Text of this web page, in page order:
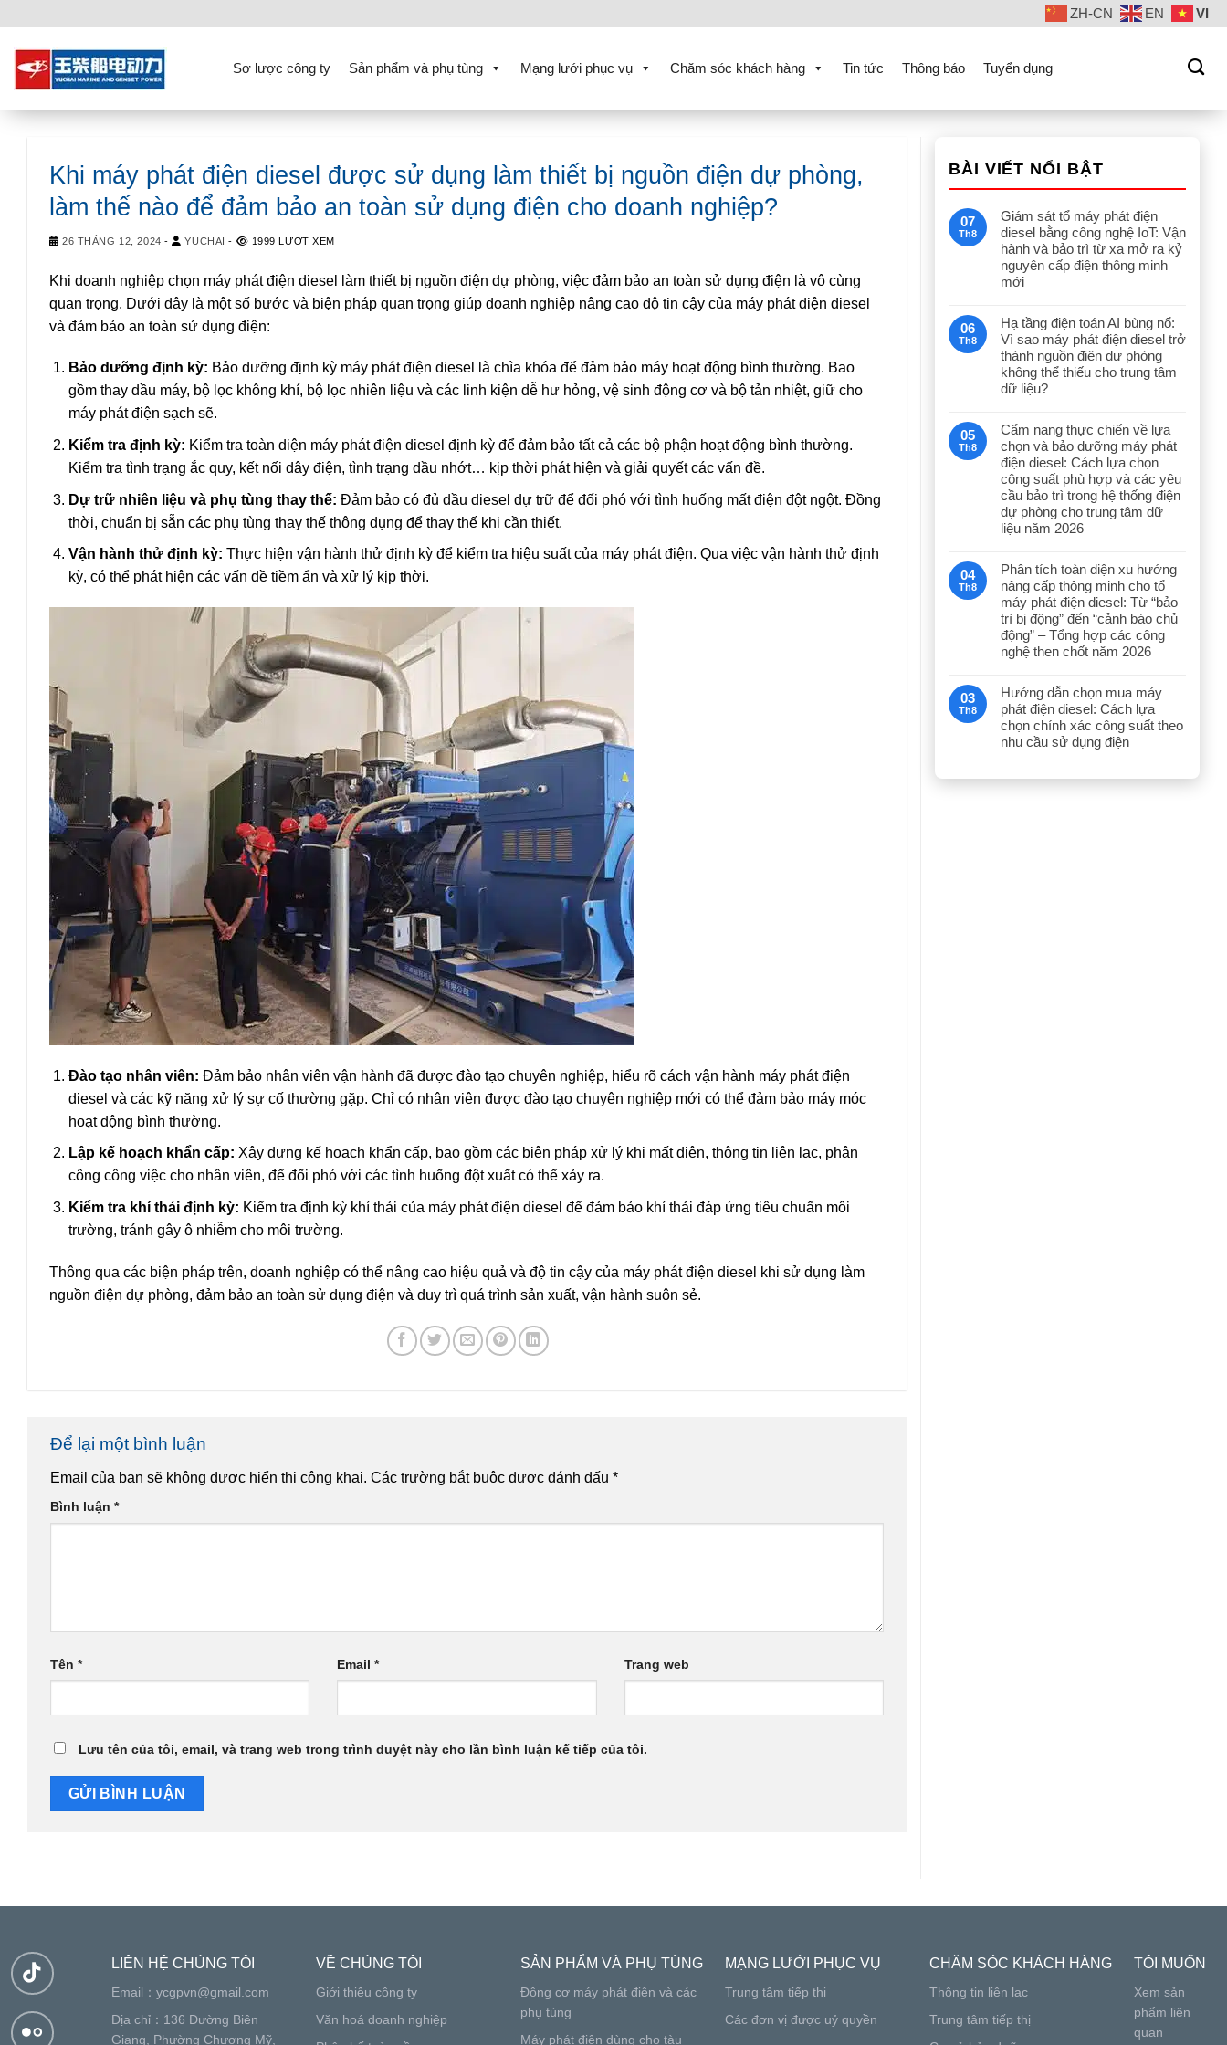
content
ZH-CN EN VI
Sơ lược công ty Sản phẩm và phụ tùng Mạng lưới phục vụ Chăm sóc khách hàng Tin tức Thông báo Tuyển dụng
Khi máy phát điện diesel được sử dụng làm thiết bị nguồn điện dự phòng,
làm thế nào để đảm bảo an toàn sử dụng điện cho doanh nghiệp?
26 THÁNG 12, 2024 - YUCHAI - 1999 LƯỢT XEM
Khi doanh nghiệp chọn máy phát điện diesel làm thiết bị nguồn điện dự phòng, việc đảm bảo an toàn sử dụng điện là vô cùng
quan trọng. Dưới đây là một số bước và biện pháp quan trọng giúp doanh nghiệp nâng cao độ tin cậy của máy phát điện diesel
và đảm bảo an toàn sử dụng điện:
Bảo dưỡng định kỳ: Bảo dưỡng định kỳ máy phát điện diesel là chìa khóa để đảm bảo máy hoạt động bình thường. Bao
gồm thay dầu máy, bộ lọc không khí, bộ lọc nhiên liệu và các linh kiện dễ hư hỏng, vệ sinh động cơ và bộ tản nhiệt, giữ cho
máy phát điện sạch sẽ.
Kiểm tra định kỳ: Kiểm tra toàn diện máy phát điện diesel định kỳ để đảm bảo tất cả các bộ phận hoạt động bình thường.
Kiểm tra tình trạng ắc quy, kết nối dây điện, tình trạng dầu nhớt… kịp thời phát hiện và giải quyết các vấn đề.
Dự trữ nhiên liệu và phụ tùng thay thế: Đảm bảo có đủ dầu diesel dự trữ để đối phó với tình huống mất điện đột ngột. Đồng
thời, chuẩn bị sẵn các phụ tùng thay thế thông dụng để thay thế khi cần thiết.
Vận hành thử định kỳ: Thực hiện vận hành thử định kỳ để kiểm tra hiệu suất của máy phát điện. Qua việc vận hành thử định
kỳ, có thể phát hiện các vấn đề tiềm ẩn và xử lý kịp thời.
Đào tạo nhân viên: Đảm bảo nhân viên vận hành đã được đào tạo chuyên nghiệp, hiểu rõ cách vận hành máy phát điện
diesel và các kỹ năng xử lý sự cố thường gặp. Chỉ có nhân viên được đào tạo chuyên nghiệp mới có thể đảm bảo máy móc
hoạt động bình thường.
Lập kế hoạch khẩn cấp: Xây dựng kế hoạch khẩn cấp, bao gồm các biện pháp xử lý khi mất điện, thông tin liên lạc, phân
công công việc cho nhân viên, để đối phó với các tình huống đột xuất có thể xảy ra.
Kiểm tra khí thải định kỳ: Kiểm tra định kỳ khí thải của máy phát điện diesel để đảm bảo khí thải đáp ứng tiêu chuẩn môi
trường, tránh gây ô nhiễm cho môi trường.
Thông qua các biện pháp trên, doanh nghiệp có thể nâng cao hiệu quả và độ tin cậy của máy phát điện diesel khi sử dụng làm
nguồn điện dự phòng, đảm bảo an toàn sử dụng điện và duy trì quá trình sản xuất, vận hành suôn sẻ.
Để lại một bình luận
Email của bạn sẽ không được hiển thị công khai. Các trường bắt buộc được đánh dấu *
Bình luận *
Tên * Email* Trang web
Lưu tên của tôi, email, và trang web trong trình duyệt này cho lần bình luận kế tiếp của tôi.
BÀI VIẾT NỔI BẬT
07
Th8
Giám sát tổ máy phát điện
diesel bằng công nghệ IoT: Vận
hành và bảo trì từ xa mở ra kỷ
nguyên cấp điện thông minh
mới
06
Th8
Hạ tầng điện toán AI bùng nổ:
Vì sao máy phát điện diesel trở
thành nguồn điện dự phòng
không thể thiếu cho trung tâm
dữ liệu?
05
Th8
Cẩm nang thực chiến về lựa
chọn và bảo dưỡng máy phát
điện diesel: Cách lựa chọn
công suất phù hợp và các yêu
cầu bảo trì trong hệ thống điện
dự phòng cho trung tâm dữ
liệu năm 2026
04
Th8
Phân tích toàn diện xu hướng
nâng cấp thông minh cho tổ
máy phát điện diesel: Từ “bảo
trì bị động” đến “cảnh báo chủ
động” – Tổng hợp các công
nghệ then chốt năm 2026
03
Th8
Hướng dẫn chọn mua máy
phát điện diesel: Cách lựa
chọn chính xác công suất theo
nhu cầu sử dụng điện
LIÊN HỆ CHÚNG TÔI
Email： ycgpvn@gmail.com
Địa chỉ：136 Đường Biên
Giang, Phường Chương Mỹ,
VỀ CHÚNG TÔI
Giới thiệu công ty
Văn hoá doanh nghiệp
SẢN PHẨM VÀ PHỤ TÙNG
Động cơ máy phát điện và các
phụ tùng
Máy phát điện dùng cho tàu
MẠNG LƯỚI PHỤC VỤ
Trung tâm tiếp thị
Các đơn vị được uỷ quyền
CHĂM SÓC KHÁCH HÀNG
Thông tin liên lạc
Trung tâm tiếp thị
TÔI MUỐN
Xem sản
phẩm liên
quan